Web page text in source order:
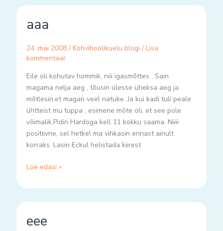
aaa
24. mai 2008 / Kohvihoolikuelu blogi / Lisa
kommentaar
Eile oli kohutav hommik, niii igasmõttes . Sain
magama nelja aeg , tõusin ülesse üheksa aeg ja
mõtlesin,et magan veel natuke. Ja kui kadi tuli peale
ühtteist mu tuppa , esimene mõte oli, et see pole
võimalik.Pidin Hardoga kell 11 kokku saama. Niiii
positiivne, sel hetkel ma vihkasin ennast ainult
korraks. Lasin Eckul helistada kiirest
Loe edasi »
eee